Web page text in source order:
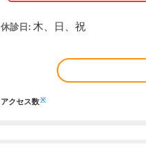
休診日: 木、日、祝
アクセス数※